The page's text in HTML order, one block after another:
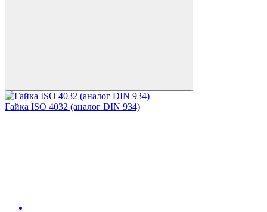
Гайка ISO 4032 (аналог DIN 934)